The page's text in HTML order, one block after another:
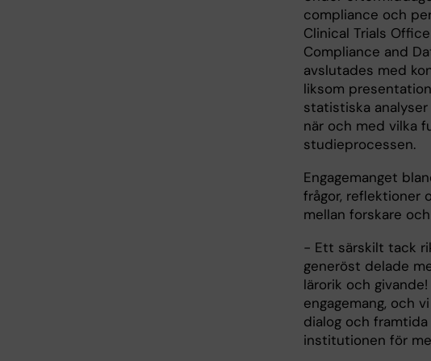
compliance och
Clinical Trials
Compliance and
avslutades med
liksom
statistiska
när och med vilka
studieprocessen.
Engagemanget
frågor, reflektioner
mellan forskare
− Ett särskilt tack
generöst delade
lärorik och
engagemang, och
dialog och
institutionen för